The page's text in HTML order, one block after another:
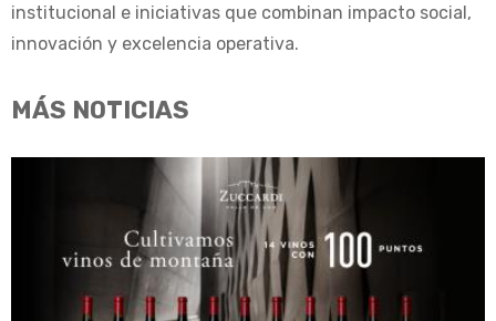
institucional e iniciativas que combinan impacto social,
innovación y excelencia operativa.
MÁS NOTICIAS